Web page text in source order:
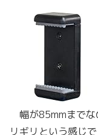
幅が85mmまでな
リギリという感じ